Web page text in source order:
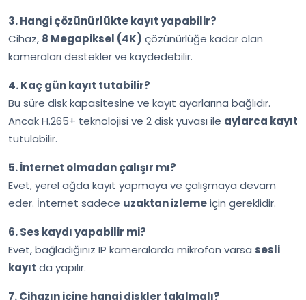
3. Hangi çözünürlükte kayıt yapabilir?
Cihaz, 8 Megapiksel (4K) çözünürlüğe kadar olan
kameraları destekler ve kaydedebilir.
4. Kaç gün kayıt tutabilir?
Bu süre disk kapasitesine ve kayıt ayarlarına bağlıdır.
Ancak H.265+ teknolojisi ve 2 disk yuvası ile aylarca kayıt
tutulabilir.
5. İnternet olmadan çalışır mı?
Evet, yerel ağda kayıt yapmaya ve çalışmaya devam
eder. İnternet sadece uzaktan izlemeiçin gereklidir.
6. Ses kaydı yapabilir mi?
Evet, bağladığınız IP kameralarda mikrofon varsa sesli
kayıt da yapılır.
7. Cihazın içine hangi diskler takılmalı?